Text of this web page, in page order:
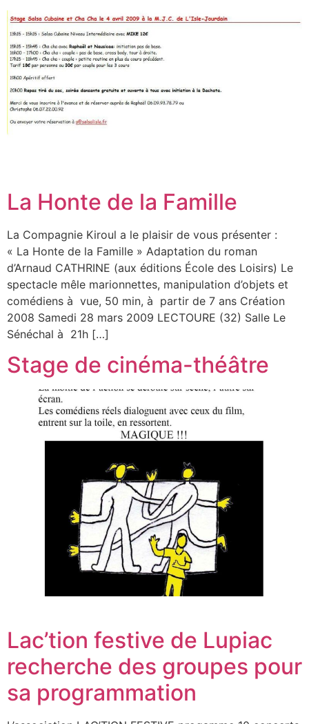
La Honte de la Famille
La Compagnie Kiroul a le plaisir de vous présenter :
« La Honte de la Famille » Adaptation du roman
d’Arnaud CATHRINE (aux éditions École des Loisirs) Le
spectacle mêle marionnettes, manipulation d’objets et
comédiens à vue, 50 min, à partir de 7 ans Création
2008 Samedi 28 mars 2009 LECTOURE (32) Salle Le
Sénéchal à 21h […]
Stage de cinéma-théâtre
Lac’tion festive de Lupiac
recherche des groupes pour
sa programmation